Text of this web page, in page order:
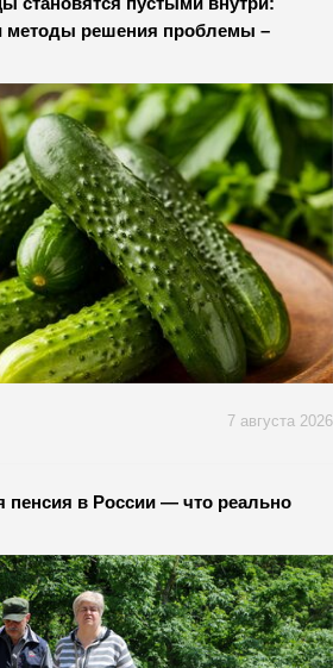
решения проблемы –
7 августа 2026
пенсия в России — что реально